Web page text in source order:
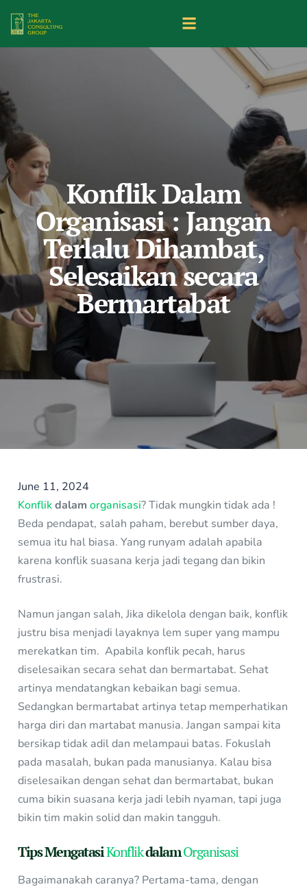
Konflik Dalam
Organisasi : Jangan
Terlalu Dihambat,
Selesaikan secara
Bermartabat
June 11, 2024
Konflikdalamorganisasi? Tidak mungkin tidak ada !
Beda pendapat, salah paham, berebut sumber daya,
semua itu hal biasa. Yang runyam adalah apabila
karena konflik suasana kerja jadi tegang dan bikin
frustrasi.
Namun jangan salah, Jika dikelola dengan baik, konflik
justru bisa menjadi layaknya lem super yang mampu
merekatkan tim. Apabila konflik pecah, harus
diselesaikan secara sehat dan bermartabat. Sehat
artinya mendatangkan kebaikan bagi semua.
Sedangkan bermartabat artinya tetap memperhatikan
harga diri dan martabat manusia. Jangan sampai kita
bersikap tidak adil dan melampaui batas. Fokuslah
pada masalah, bukan pada manusianya. Kalau bisa
diselesaikan dengan sehat dan bermartabat, bukan
cuma bikin suasana kerja jadi lebih nyaman, tapi juga
bikin tim makin solid dan makin tangguh.
Tips MengatasiKonflikdalamOrganisasi
Bagaimanakah caranya? Pertama-tama, dengan